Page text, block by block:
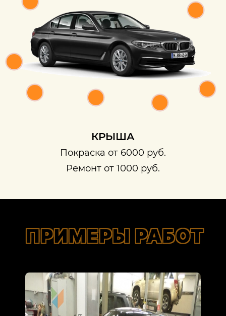
КРЫША
Покраска от 6000 руб.
Ремонт от 1000 руб.
ПРИМЕРЫ РАБОТ